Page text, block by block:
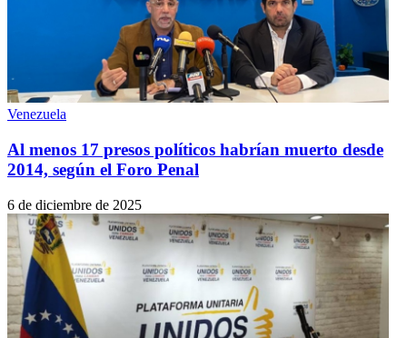
Venezuela
Al menos 17 presos políticos habrían muerto desde
2014, según el Foro Penal
6 de diciembre de 2025